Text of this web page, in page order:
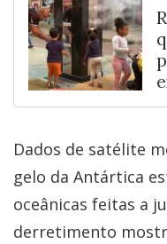
Dados de satélite
gelo da Antártica
oceânicas feitas a
derretimento